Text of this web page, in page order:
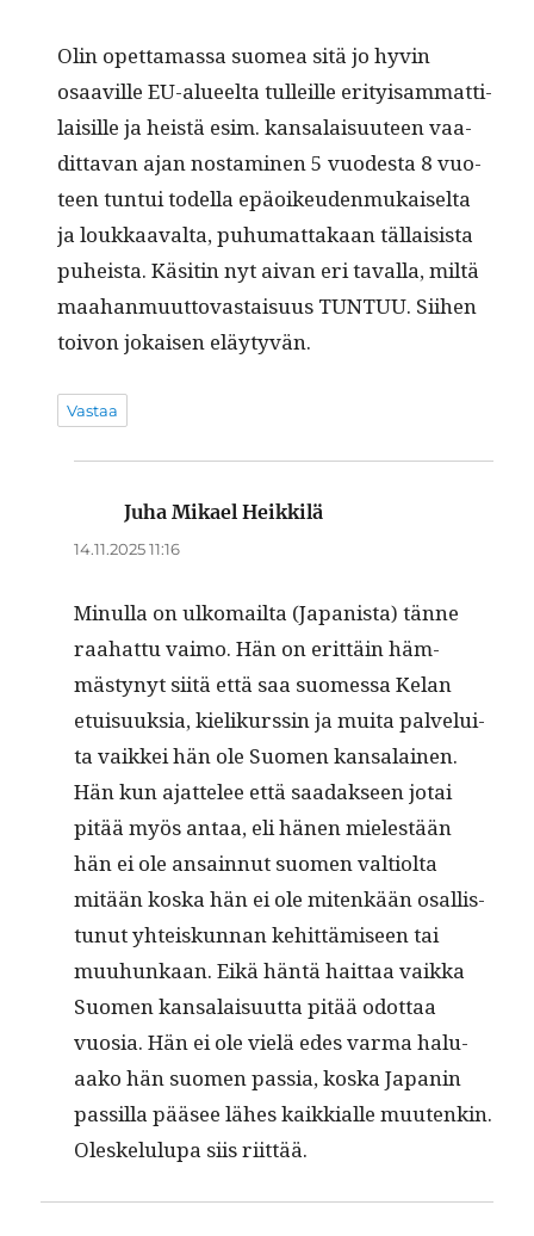
Olin opet­ta­mas­sa suomea sitä jo hyvin
osaav­ille EU-alueelta tulleille eri­ty­isam­mat­ti­
laisille ja heistä esim. kansalaisu­u­teen vaa­
dit­ta­van ajan nos­t­a­mi­nen 5 vuodes­ta 8 vuo­
teen tun­tui todel­la epäoikeu­den­mukaiselta
ja loukkaaval­ta, puhu­mat­takaan täl­lai­sista
puheista. Käsitin nyt aivan eri taval­la, miltä
maa­han­muut­to­vas­taisu­us TUNTUU. Siihen
toivon jokaisen eläytyvän.
Vastaa
Juha Mikael Heikkilä
14.11.2025 11:16
Min­ul­la on ulko­mail­ta (Japanista) tänne
raa­hat­tu vaimo. Hän on erit­täin häm­
mästynyt siitä että saa suomes­sa Kelan
etu­isuuk­sia, kielikurssin ja mui­ta palvelui­
ta vaikkei hän ole Suomen kansalainen.
Hän kun ajat­telee että saadak­seen jotai
pitää myös antaa, eli hänen mielestään
hän ei ole ansain­nut suomen val­ti­ol­ta
mitään kos­ka hän ei ole mitenkään osal­lis­
tunut yhteiskun­nan kehit­tämiseen tai
muuhunkaan. Eikä hän­tä hait­taa vaik­ka
Suomen kansalaisu­ut­ta pitää odot­taa
vuosia. Hän ei ole vielä edes var­ma halu­
aako hän suomen pas­sia, kos­ka Japanin
pas­sil­la pääsee läh­es kaikkialle muutenkin.
Oleskelulu­pa siis riittää.